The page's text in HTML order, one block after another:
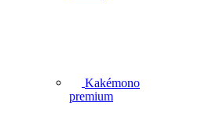
Kakémono
premium